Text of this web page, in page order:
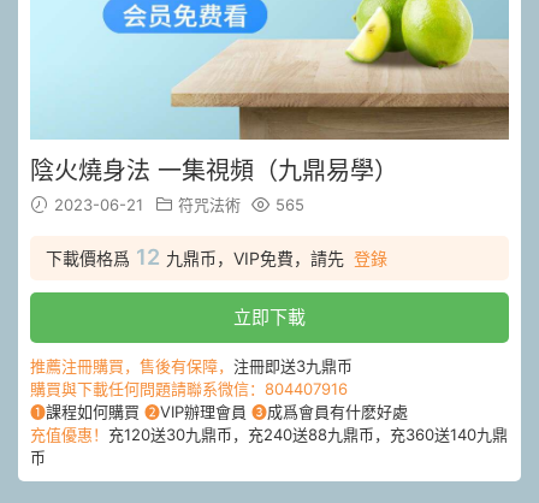
陰火燒身法 一集視頻（九鼎易學）
2023-06-21 符咒法術 565
下載價格爲 12 九鼎币，VIP免費，請先 登錄
立即下載
推薦注冊購買，售後有保障， 注冊即送3九鼎币
購買與下載任何問題請聯系微信：804407916
❶課程如何購買 ❷VIP辦理會員 ❸成爲會員有什麽好處
充值優惠！ 充120送30九鼎币，充240送88九鼎币，充360送140九鼎
币